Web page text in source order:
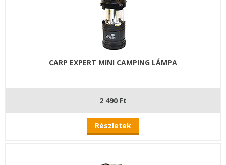
CARP EXPERT MINI CAMPING LÁMPA
2 490 Ft
Részletek